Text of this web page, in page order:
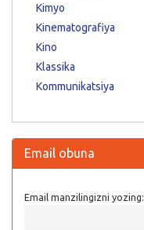
Kimyo
Kinematografiya
Kino
Klassika
Kommunikatsiya
Email obuna
Email manzilingizni yozing: